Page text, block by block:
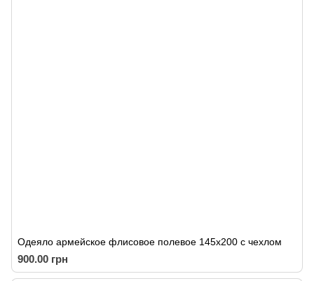
Одеяло армейское флисовое полевое 145х200 с чехлом
900.00 грн